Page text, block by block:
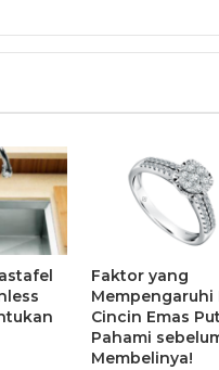
Faktor yang
Mempengaruhi
Cincin Emas
Pahami
Membelinya!